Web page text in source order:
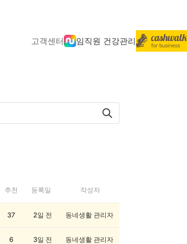
고객센터 임직원 건강관리
추천 등록일 작성자
37 2일 전 동네생활 관리자
6 3일 전 동네생활 관리자